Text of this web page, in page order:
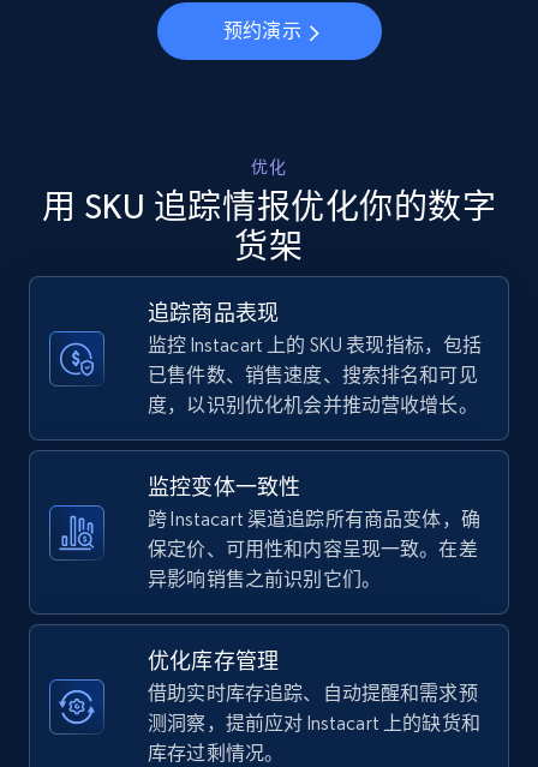
立即开始
Walmart - products - Discover products by
using sku numbers
URL, Final price, Sku, Currency, Gtin,
Specifications, Image urls, Top reviews, and
more.
876+ 立即开始
URL, Title, Available, Description, Currency, Initial
price, Final price, Discount percent, and more.
TikTok Shop - category
URL, Title, Available, Description, Currency, Initial
预约演示
优化
用 SKU 追踪情报优化你的数字
货架
追踪商品表现
监控 Instacart 上的 SKU 表现指标，包括
已售件数、销售速度、搜索排名和可见
度，以识别优化机会并推动营收增长。
监控变体一致性
跨 Instacart 渠道追踪所有商品变体，确
保定价、可用性和内容呈现一致。在差
异影响销售之前识别它们。
优化库存管理
借助实时库存追踪、自动提醒和需求预
测洞察，提前应对 Instacart 上的缺货和
库存过剩情况。